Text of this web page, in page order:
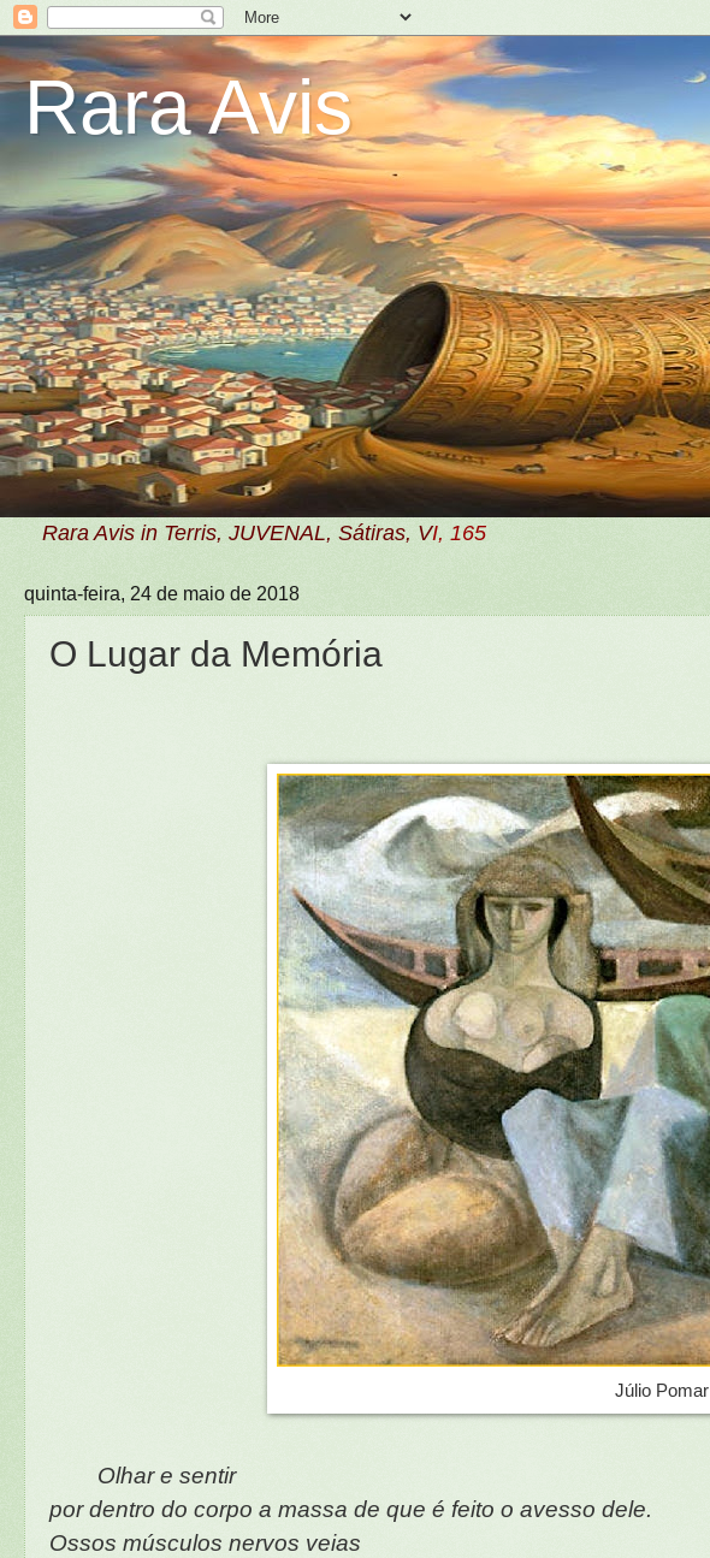
Rara Avis
Rara Avis in Terris, JUVENAL, Sátiras, VI, 165
quinta-feira, 24 de maio de 2018
O Lugar da Memória
Júlio Pomar
Olhar e sentir
por dentro do corpo a massa de que é feito o avesso dele.
Ossos músculos nervos veias